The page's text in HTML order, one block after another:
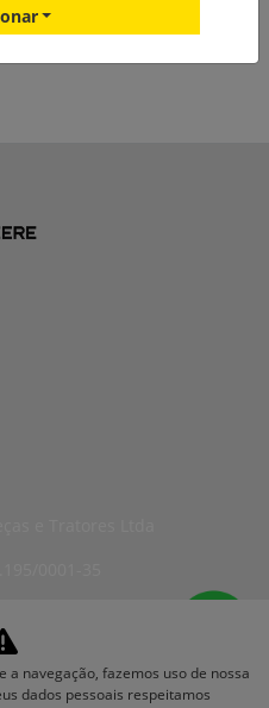
sociais:
outro
navegação, fazemos uso de nossa
dados pessoais respeitamos